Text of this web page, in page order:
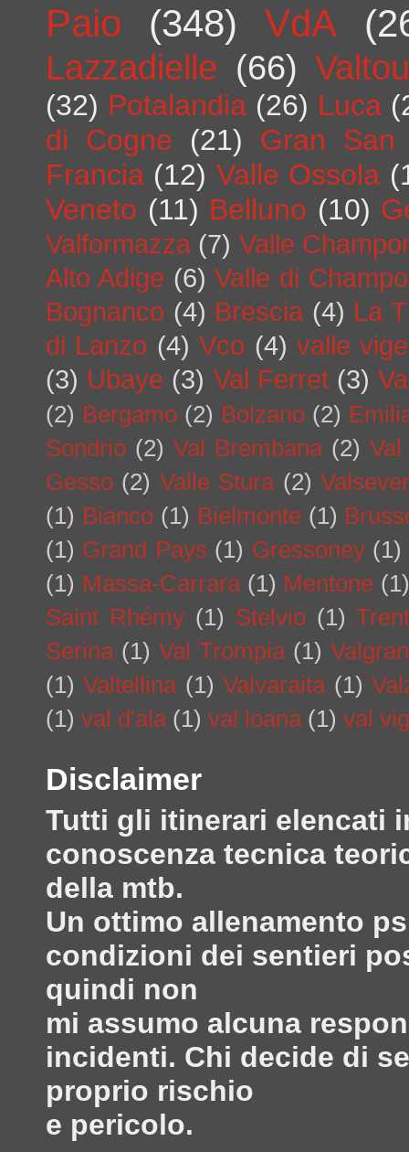
Paio (348) VdA
Lazzadielle (66)
(32) Potalandia (26) Luca
di Cogne
(21)
Gran San
Francia (12) Valle Ossola
Veneto (11) Belluno (10)
Valformazza (7) Valle
Alto Adige (6) Valle di
Bognanco (4) Brescia (4) La
di Lanzo (4) Vco (4) valle
(3) Ubaye (3) Val Ferret (3)
(2) Bergamo (2) Bolzano (2)
Sondrio (2) Val Brembana (2)
Gesso (2) Valle Stura (2)
(1) Bianco (1) Bielmonte (1)
(1) Grand Pays (1) Gressoney (1)
(1) Massa-Carrara (1) Mentone
Saint Rhémy (1) Stelvio (1)
Serina (1) Val Trompia (1)
(1) Valtellina (1) Valvaraita (1)
(1) val d'ala (1) val loana (1) val
Disclaimer
Tutti gli itinerari elencati
conoscenza tecnica
della mtb.
Un ottimo allenamento
condizioni dei sentieri
quindi non
mi assumo alcuna
incidenti. Chi decide di
proprio rischio
e pericolo.